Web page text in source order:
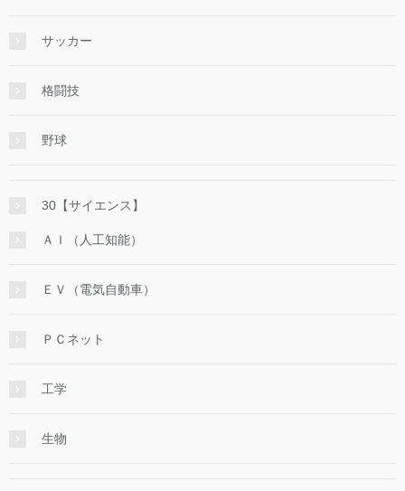
サッカー
格闘技
野球
30【サイエンス】
ＡＩ（人工知能）
ＥＶ（電気自動車）
ＰＣネット
工学
生物